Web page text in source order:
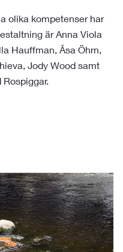
olika kompetenser har
är Anna Viola
Hauffman, Åsa Öhrn,
Jody Wood samt